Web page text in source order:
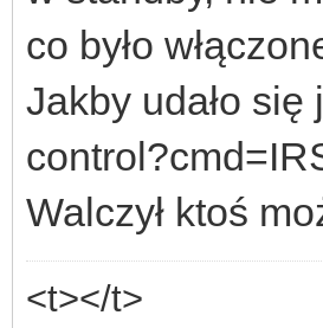
co było
Jakby udało
Walczył ktoś
<t></t>